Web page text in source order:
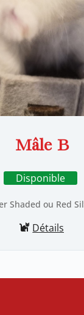
Mâle B
Disponible
Shaded ou Red
Détails